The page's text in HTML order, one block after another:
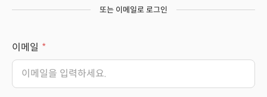
또는 이메일로 로그인
이메일